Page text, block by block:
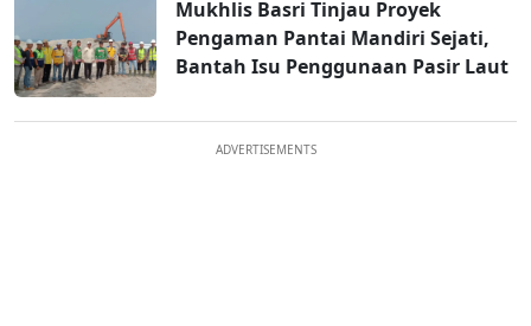
Mukhlis Basri Tinjau Proyek
Pengaman Pantai Mandiri Sejati,
Bantah Isu Penggunaan Pasir Laut
ADVERTISEMENTS